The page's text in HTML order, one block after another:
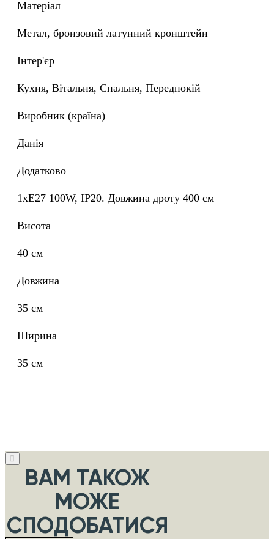
Матеріал
Метал, бронзовий латунний кронштейн
Інтер'єр
Кухня, Вітальня, Спальня, Передпокій
Виробник (країна)
Данія
Додатково
1xE27 100W, IP20. Довжина дроту 400 см
Висота
40 см
Довжина
35 см
Ширина
35 см
ВАМ ТАКОЖ
МОЖЕ
СПОДОБАТИСЯ